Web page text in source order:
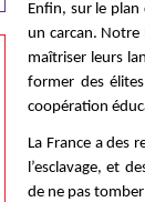
Enfin, sur le
un carcan. Notre
maîtriser leurs
former des
coopération
La France a des
l’esclavage, et
de ne pas